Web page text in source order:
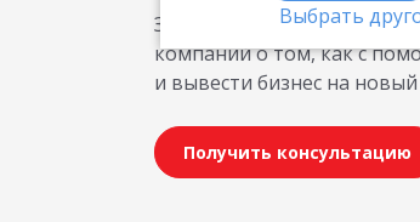
Выбрать
Здесь собраны материалы
компаний о том, как с
и вывести бизнес на
Получить консультацию